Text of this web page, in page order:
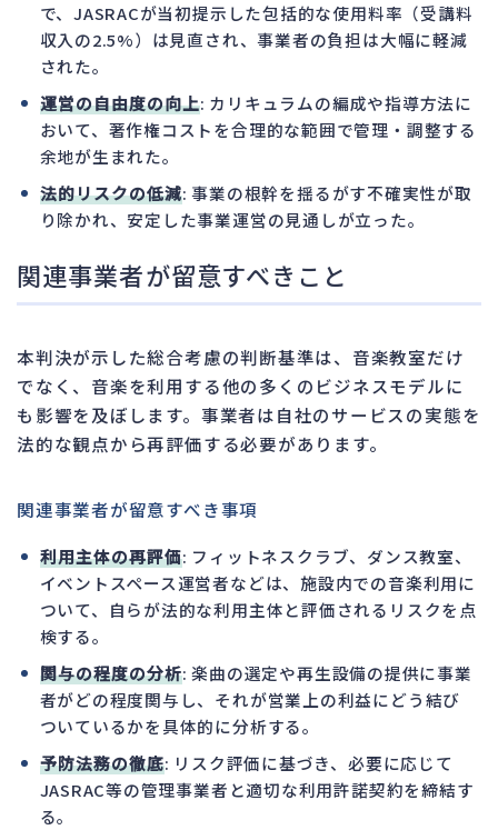
で、JASRACが当初提示した包括的な使用料率（受講料
収入の2.5%）は見直され、事業者の負担は大幅に軽減
された。
運営の自由度の向上: カリキュラムの編成や指導方法に
おいて、著作権コストを合理的な範囲で管理・調整する
余地が生まれた。
法的リスクの低減: 事業の根幹を揺るがす不確実性が取
り除かれ、安定した事業運営の見通しが立った。
関連事業者が留意すべきこと
本判決が示した総合考慮の判断基準は、音楽教室だけ
でなく、音楽を利用する他の多くのビジネスモデルに
も影響を及ぼします。事業者は自社のサービスの実態を
法的な観点から再評価する必要があります。
関連事業者が留意すべき事項
利用主体の再評価: フィットネスクラブ、ダンス教室、
イベントスペース運営者などは、施設内での音楽利用に
ついて、自らが法的な利用主体と評価されるリスクを点
検する。
関与の程度の分析: 楽曲の選定や再生設備の提供に事業
者がどの程度関与し、それが営業上の利益にどう結び
ついているかを具体的に分析する。
予防法務の徹底: リスク評価に基づき、必要に応じて
JASRAC等の管理事業者と適切な利用許諾契約を締結す
る。